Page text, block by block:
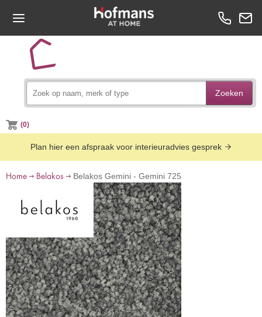
Zoeken
(0)
Plan hier een afspraak voor interieuradvies gesprek
Home Belakos Belakos Gemini - Gemini 725